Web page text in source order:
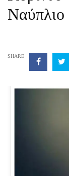
Ναύπλιο
SHARE